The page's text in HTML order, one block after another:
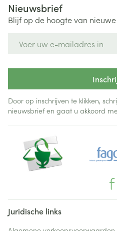
Nieuwsbrief
Blijf op de hoogte van
Door op inschrijven te klikken,
nieuwsbrief en gaat u akkoord
Juridische links